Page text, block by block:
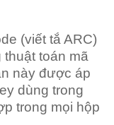
(viết tắ ARC)
toán mã
này được áp
dùng trong
trong mọi hộp